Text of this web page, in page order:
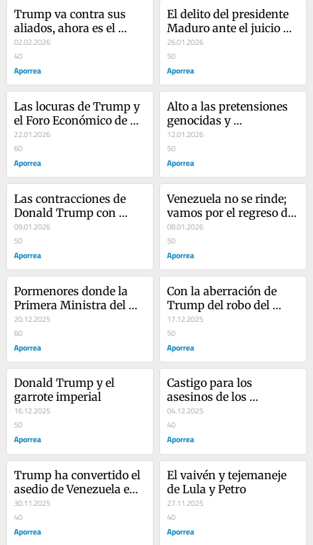
Trump va contra sus
aliados, ahora es el
desmembramiento de
Canadá y apoderarse de
Rafaela la provincia de
mayor producción de
02.02.2026
40
Aporrea
El delito del presidente
Maduro ante el juicio
que se le sigue fue el de
blindar a Venezuela y
Delcy continúa su
mandato
26.01.2026
50
Aporrea
Las locuras de Trump y
el Foro Económico de
Davos
22.01.2026
60
Aporrea
Alto a las pretensiones
genocidas y
colonialistas de Donald
Trump contra
Venezuela
12.01.2026
50
Aporrea
Las contracciones de
Donald Trump con
respecto al Petróleo de
Venezuela
09.01.2026
50
Aporrea
Venezuela no se rinde;
vamos por el regreso de
Maduro y Cilia: unidad,
lucha, batalla y victoria
08.01.2026
50
Aporrea
Pormenores donde la
Primera Ministra del
Trinidad y Tobago
traiciona a Venezuela
20.12.2025
60
Aporrea
Con la aberración de
Trump del robo del
petróleo…se produciría
la guerra de los 100 años
que nos anunció el
comandante Chávez…
17.12.2025
50
Aporrea
Donald Trump y el
garrote imperial
16.12.2025
50
Aporrea
Castigo para los
asesinos de los
lancheros. La CPI
esconde el bulto
04.12.2025
40
Aporrea
Trump ha convertido el
asedio de Venezuela en
el Caribe en un camino
sin salida
30.11.2025
40
Aporrea
El vaivén y tejemaneje
de Lula y Petro
27.11.2025
40
Aporrea